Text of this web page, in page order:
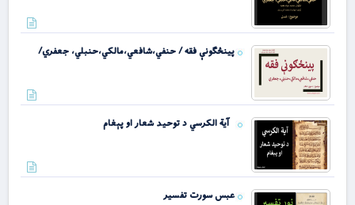
پينځګونې فقه / حنفي،شافعي،مالکي،حنبلي، جعفري/
آية الکرسي د توحید شعار او پېغام
عبس سورت تفسیر